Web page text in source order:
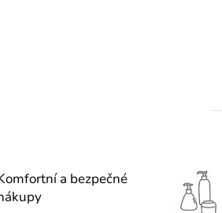
a bezpečné